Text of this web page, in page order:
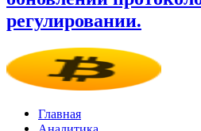
регулировании.
Главная